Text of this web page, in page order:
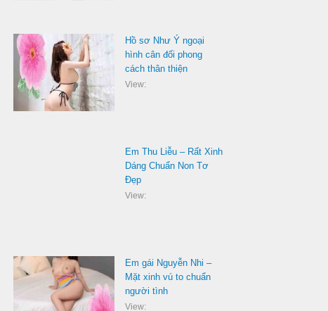
Hồ sơ Như Ý ngoại
hình cân đối phong
cách thân thiện
View:
Em Thu Liễu – Rất Xinh
Dáng Chuẩn Non Tơ
Đẹp
View:
Em gái Nguyễn Nhi –
Mặt xinh vú to chuẩn
người tình
View: